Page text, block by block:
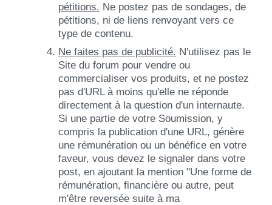
pétitions. Ne postez pas de sondages, de
pétitions, ni de liens renvoyant vers ce
type de contenu.
Ne faites pas de publicité. N'utilisez pas le
Site du forum pour vendre ou
commercialiser vos produits, et ne postez
pas d'URL à moins qu'elle ne réponde
directement à la question d'un internaute.
Si une partie de votre Soumission, y
compris la publication d'une URL, génère
une rémunération ou un bénéfice en votre
faveur, vous devez le signaler dans votre
post, en ajoutant la mention "Une forme de
rémunération, financière ou autre, peut
m'être reversée suite à ma